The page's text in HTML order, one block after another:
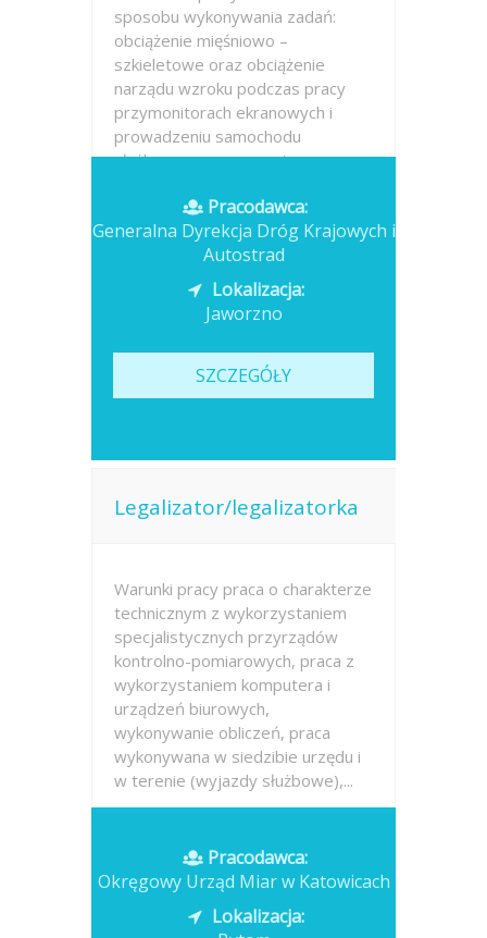
sposobu wykonywania zadań:
obciążenie mięśniowo –
szkieletowe oraz obciążenie
narządu wzroku podczas pracy
przymonitorach ekranowych i
prowadzeniu samochodu
służbowego, praca na tym...
Opublikowano: dzisiajPracodawca:
Generalna Dyrekcja Dróg Krajowych i
Autostrad
Lokalizacja:
Jaworzno
SZCZEGÓŁY
Legalizator/legalizatorka
Warunki pracy praca o charakterze
technicznym z wykorzystaniem
specjalistycznych przyrządów
kontrolno-pomiarowych, praca z
wykorzystaniem komputera i
urządzeń biurowych,
wykonywanie obliczeń, praca
wykonywana w siedzibie urzędu i
w terenie (wyjazdy służbowe),...
Pracodawca:
Okręgowy Urząd Miar w Katowicach
Lokalizacja: